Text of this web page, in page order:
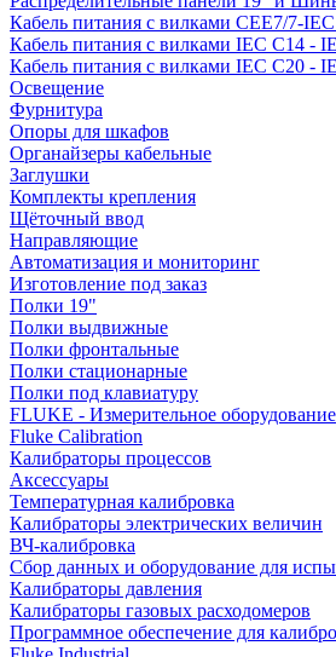
Кабель питания с вилками CEE7/7-
Кабель питания с вилками IEC C14 -
Кабель питания с вилками IEC C20 -
Освещение
Фурнитура
Опоры для шкафов
Органайзеры кабельные
Заглушки
Комплекты крепления
Щёточный ввод
Направляющие
Автоматизация и мониторинг
Изготовление под заказ
Полки 19"
Полки выдвижные
Полки фронтальные
Полки стационарные
Полки под клавиатуру
FLUKE - Измерительное оборудование
Fluke Calibration
Калибраторы процессов
Аксессуары
Температурная калибровка
Калибраторы электрических величин
ВЧ-калибровка
Сбор данных и оборудование для
Калибраторы давления
Калибраторы газовых расходомеров
Программное обеспечение для